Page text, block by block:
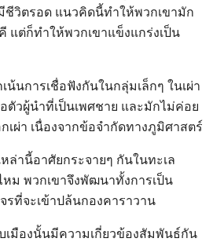
ชีวิตรอด แนวคิดนี้ทำให้พวกเขามัก
แต่ก็ทำให้พวกเขาแข็งแกร่งเป็น
นการเชื่อฟังกันในกลุ่มเล็กๆ ในเผ่า
ตัวผู้นำที่เป็นเพศชาย และมักไม่ค่อย
ผ่า เนื่องจากข้อจำกัดทางภูมิศาสตร์
หล่านี้อาศัยกระจายๆ กันในทะเล
หม พวกเขาจึงพัฒนาทั้งการเป็น
รที่จะเข้าปล้นกองคาราวาน
เมืองนั้นมีความเกี่ยวข้องสัมพันธ์กัน